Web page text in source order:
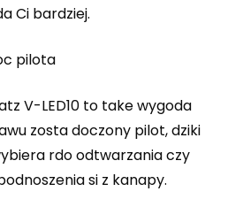
Ci bardziej.
pilota
V-LED10 to take wygoda
zosta doczony pilot, dziki
rdo odtwarzania czy
si z kanapy.